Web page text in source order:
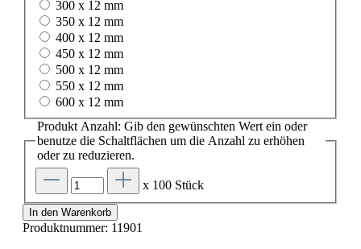
300 x 12 mm
350 x 12 mm
400 x 12 mm
450 x 12 mm
500 x 12 mm
550 x 12 mm
600 x 12 mm
Produkt Anzahl: Gib den gewünschten Wert ein oder
benutze die Schaltflächen um die Anzahl zu erhöhen
oder zu reduzieren.
x 100 Stück
In den Warenkorb
Produktnummer: 11901